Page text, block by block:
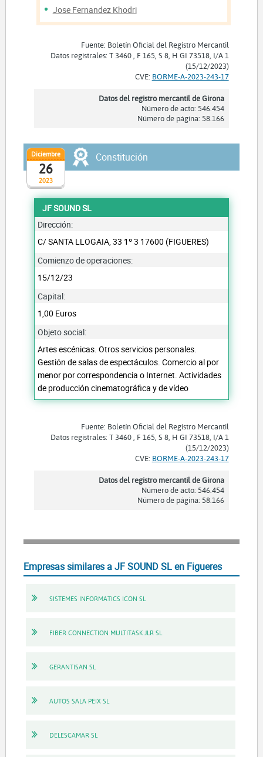
Jose Fernandez Khodri
Fuente: Boletín Oficial del Registro Mercantil
Datos registrales: T 3460 , F 165, S 8, H GI 73518, I/A 1
(15/12/2023)
CVE: BORME-A-2023-243-17
Datos del registro mercantil de Girona
Número de acto: 546.454
Número de página: 58.166
2023
Diciembre
26
Constitución
JF SOUND SL
Dirección:
C/ SANTA LLOGAIA, 33 1º 3 17600 (FIGUERES)
Comienzo de operaciones:
15/12/23
Capital:
1,00 Euros
Objeto social:
Artes escénicas. Otros servicios personales.
Gestión de salas de espectáculos. Comercio al por
menor por correspondencia o Internet. Actividades
de producción cinematográfica y de vídeo
Fuente: Boletín Oficial del Registro Mercantil
Datos registrales: T 3460 , F 165, S 8, H GI 73518, I/A 1
(15/12/2023)
CVE: BORME-A-2023-243-17
Datos del registro mercantil de Girona
Número de acto: 546.454
Número de página: 58.166
Empresas similares a JF SOUND SL en Figueres
SISTEMES INFORMATICS ICON SL
FIBER CONNECTION MULTITASK JLR SL
GERANTISAN SL
AUTOS SALA PEIX SL
DELESCAMAR SL